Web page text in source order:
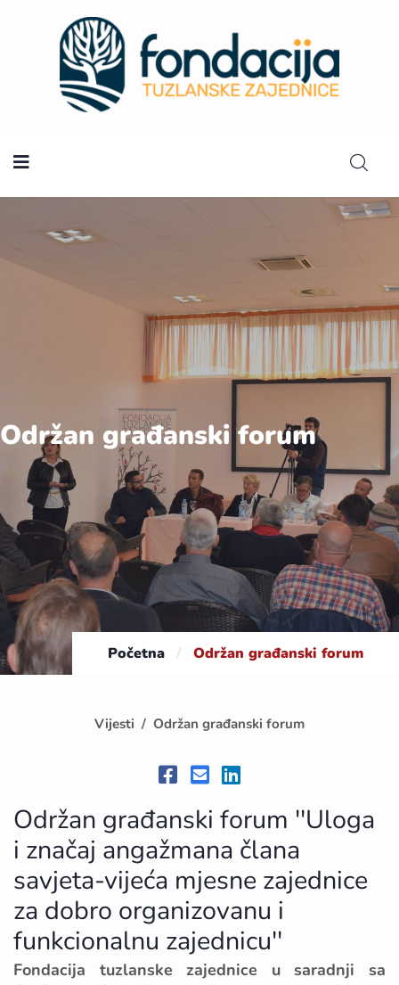
Početna
Održan građanski forum
Početna / Održan građanski forum
Vijesti Održan građanski forum
Održan građanski forum ''Uloga
i značaj angažmana člana
savjeta-vijeća mjesne zajednice
za dobro organizovanu i
funkcionalnu zajednicu''
Fondacija tuzlanske zajednice u saradnji sa